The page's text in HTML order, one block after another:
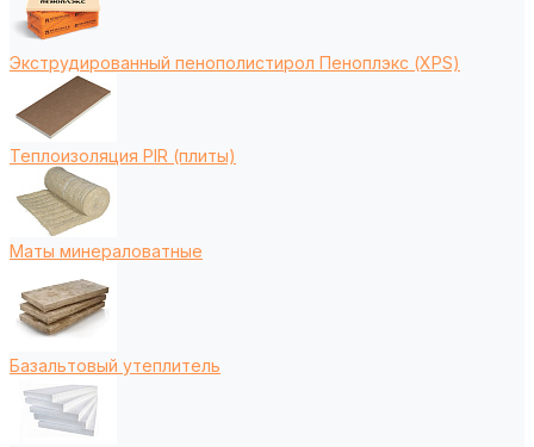
Экструдированный пенополистирол Пеноплэкс (XPS)
Теплоизоляция PIR (плиты)
Маты минераловатные
Базальтовый утеплитель